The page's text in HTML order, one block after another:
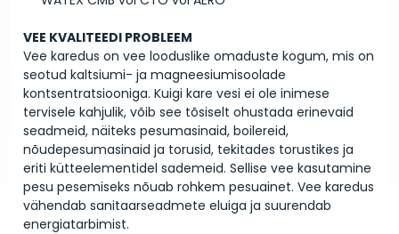
VEE KVALITEEDI PROBLEEM
Vee karedus on vee looduslike omaduste kogum, mis on
seotud kaltsiumi- ja magneesiumisoolade
kontsentratsiooniga. Kuigi kare vesi ei ole inimese
tervisele kahjulik, võib see tõsiselt ohustada erinevaid
seadmeid, näiteks pesumasinaid, boilereid,
nõudepesumasinaid ja torusid, tekitades torustikes ja
eriti kütteelementidel sademeid. Sellise vee kasutamine
pesu pesemiseks nõuab rohkem pesuainet. Vee karedus
vähendab sanitaarseadmete eluiga ja suurendab
energiatarbimist.